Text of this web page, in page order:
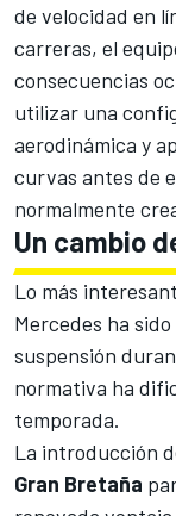
de velocidad en
carreras, el
consecuencias
utilizar una
aerodinámica y
curvas antes de
normalmente
Un cambio
Lo más
Mercedes ha
suspensión
normativa ha
temporada.
La introducción
Gran Bretaña